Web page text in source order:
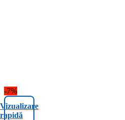
-7%
Vizualizare
rapidă